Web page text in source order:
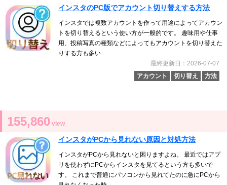
インスタのPC版でアカウント切り替えする方法
インスタでは複数アカウントを作って用途によってアカウン
トを切り替えるという使い方が一般的です。 趣味用や仕事
用、投稿写真の種類などによってもアカウントを切り替えた
りする方も多い...
最終更新日：2026-07-07
アカウント
切り替え 方法
155,860 view
インスタがPCから見れない原因と対処方法
インスタがPCから見れないと困りますよね。 最近ではアプ
リを使わずにPCからインスタを見てるという方も多いで
す。 これまで普通にパソコンから見れてたのに急にPCから